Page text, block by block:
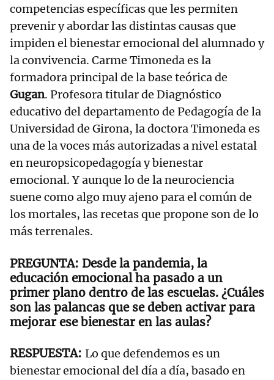
competencias específicas que les permiten
prevenir y abordar las distintas causas que
impiden el bienestar emocional del alumnado y
la convivencia. Carme Timoneda es la
formadora principal de la base teórica de
Gugan. Profesora titular de Diagnóstico
educativo del departamento de Pedagogía de la
Universidad de Girona, la doctora Timoneda es
una de la voces más autorizadas a nivel estatal
en neuropsicopedagogía y bienestar
emocional. Y aunque lo de la neurociencia
suene como algo muy ajeno para el común de
los mortales, las recetas que propone son de lo
más terrenales.
Desde la pandemia, la
educación emocional ha pasado a un
primer plano dentro de las escuelas. ¿Cuáles
son las palancas que se deben activar para
mejorar ese bienestar en las aulas?
Lo que defendemos es un
bienestar emocional del día a día, basado en